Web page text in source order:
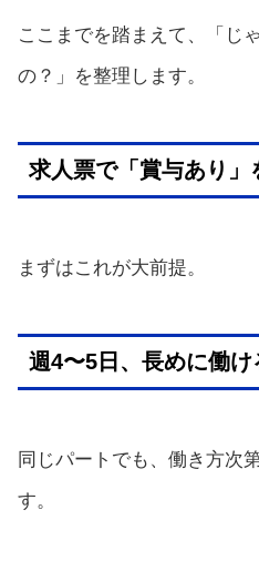
ここまでを踏まえて、「じ
の？」を整理します。
求人票で「賞与あり」
まずはこれが大前提。
週4〜5日、長めに働
同じパートでも、働き方次
す。